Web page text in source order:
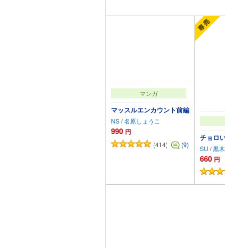
マンガ
マッスルエンカウント前編
NS/名原しょうこ
990 円
(414) (9)
チョロ
SU /黒
660 円